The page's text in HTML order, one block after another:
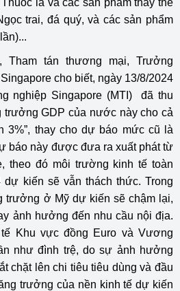
lá và các sản phẩm thay thế
trai, đá quý, và các sản phẩm
Tham tán thương mại, Trưởng
cho biết, ngày 13/8/2024
nghiệp Singapore (MTI) đã thu
trưởng GDP của nước này cho cả
3%”, thay cho dự báo mức cũ là
báo này được đưa ra xuất phát từ
theo đó môi trường kinh tế toàn
kiến sẽ vẫn thách thức. Trong
trưởng ở Mỹ dự kiến sẽ chậm lại,
ảnh hưởng đến nhu cầu nội địa.
Khu vực đồng Euro và Vương
như đình trệ, do sự ảnh hưởng
chặt lên chi tiêu tiêu dùng và đầu
trưởng của nền kinh tế dự kiến